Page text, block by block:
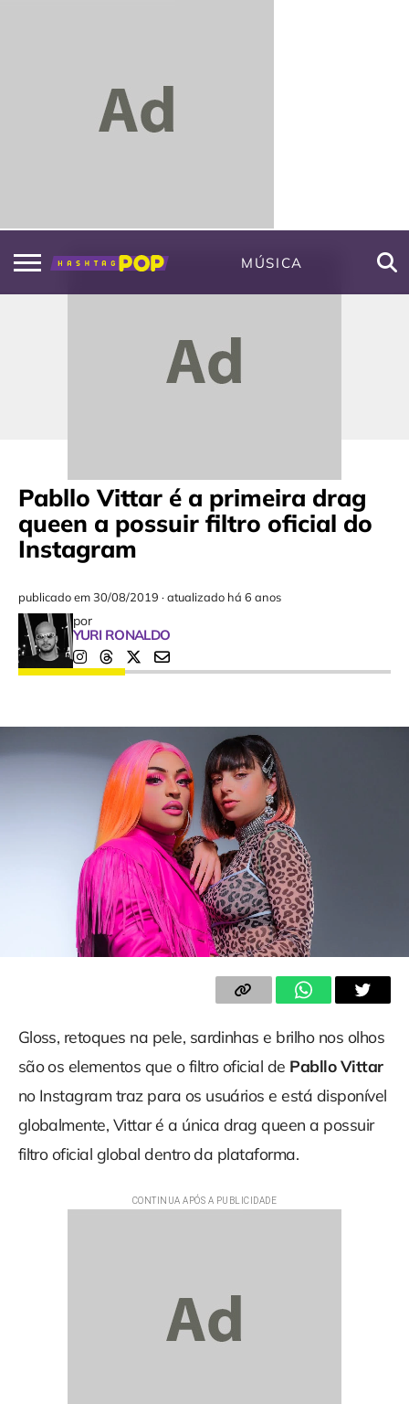
MÚSICA
Pabllo Vittar é a primeira drag
queen a possuir filtro oficial do
Instagram
publicado em30/08/2019 ·atualizado há 6 anos
por
YURI RONALDO
Gloss, retoques na pele, sardinhas e brilho nos olhos
são os elementos que o filtro oficial de Pabllo Vittar
no Instagram traz para os usuários e está disponível
globalmente, Vittar é a única drag queen a possuir
filtro oficial global dentro da plataforma.